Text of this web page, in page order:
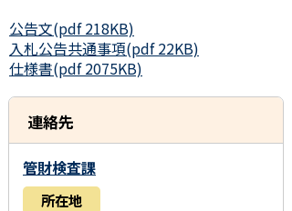
公告文(pdf 218KB)
入札公告共通事項(pdf 22KB)
仕様書(pdf 2075KB)
連絡先
管財検査課
所在地